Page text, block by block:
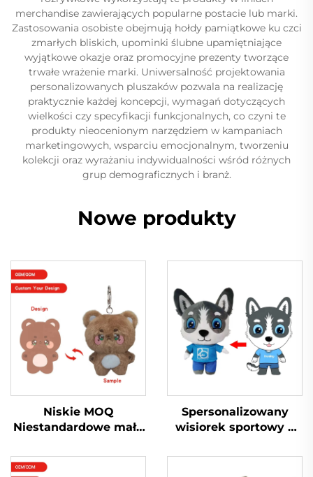
merchandise zawierających popularne postacie lub marki.
Zastosowania osobiste obejmują hołdy pamiątkowe ku czci
zmarłych bliskich, upominki ślubne upamiętniające
wyjątkowe okazje oraz promocyjne prezenty tworzące
trwałe wrażenie marki. Uniwersalność projektowania
personalizowanych pluszaków pozwala na realizację
praktycznie każdej koncepcji, wymagań dotyczących
wielkości czy specyfikacji funkcjonalnych, co czyni te
produkty nieocenionym narzędziem w kampaniach
marketingowych, wsparciu emocjonalnym, tworzeniu
kolekcji oraz wyrażaniu indywidualności wśród różnych
grup demograficznych i branż.
Nowe produkty
Niskie MOQ
Niestandardowe małe
pluszowej lalki Kpop
Spersonalizowany
wisiorek sportowy z
spersonalizowana